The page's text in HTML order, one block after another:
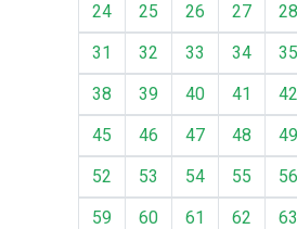
24
25 26 27 28
31
32 33 34 35
38
39 40 41 42
45
46 47 48 49
52
53 54 55 56
59
60 61 62 63